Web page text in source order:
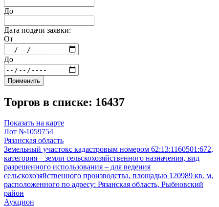
До
Дата подачи заявки:
От
До
Применить
Торгов в списке: 16437
Показать на карте
Лот №1059754
Рязанская область
Земельный участокс кадастровым номером 62:13:1160501:672,
категория – земли сельскохозяйственного назначения, вид
разрешенного использования – для ведения
сельскохозяйственного производства, площадью 120989 кв. м,
расположенного по адресу: Рязанская область, Рыбновский
район
Аукцион